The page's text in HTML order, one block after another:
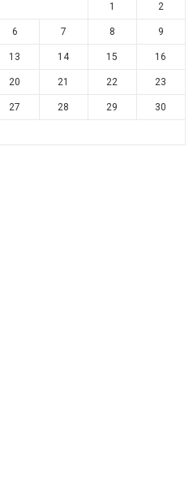
1
2
6 7 8 9
13 14 15 16
20 21 22 23
27 28 29 30